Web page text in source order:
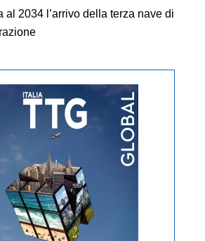
al 2034 l’arrivo della terza nave di